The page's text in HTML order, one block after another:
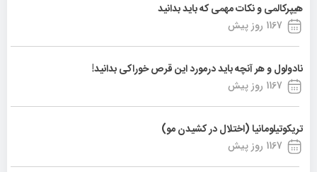
هیپرکالمی و نکات مهمی که باید بدانید
1167 روز پیش
نادولول و هر آنچه باید درمورد این قرص خوراکی بدانید!
1167 روز پیش
تریکوتیلومانیا (اختلال در کشیدن مو)
1167 روز پیش